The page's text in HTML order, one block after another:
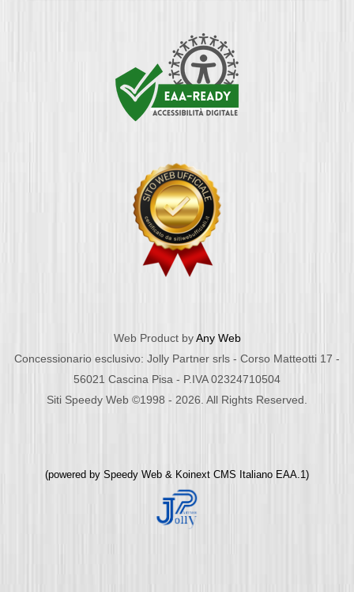
Web Product byAny Web
Concessionario esclusivo: Jolly Partner srls - Corso Matteotti 17 -
56021 Cascina Pisa - P.IVA 02324710504
Siti Speedy Web ©1998 - 2026. All Rights Reserved.
(powered by Speedy Web & Koinext CMS Italiano EAA.1)